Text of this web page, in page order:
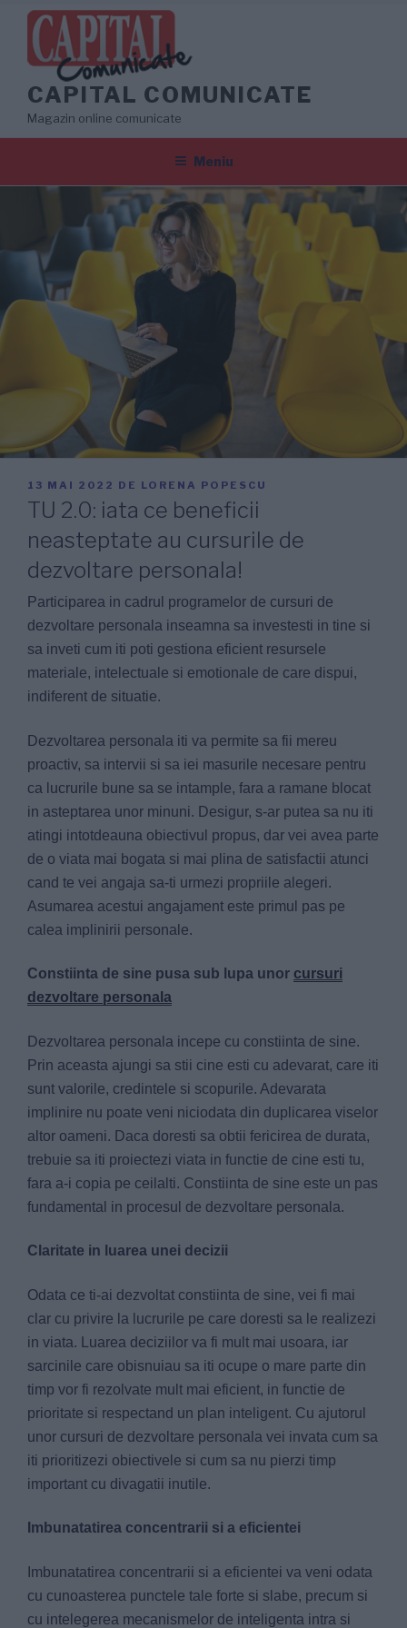
conținut
CAPITAL COMUNICATE
Magazin online comunicate
Meniu
PUBLICAT
PE
13 MAI 2022 DE LORENA POPESCU
TU 2.0: iata ce beneficii
neasteptate au cursurile de
dezvoltare personala!
Participarea in cadrul programelor de cursuri de
dezvoltare personala inseamna sa investesti in tine si
sa inveti cum iti poti gestiona eficient resursele
materiale, intelectuale si emotionale de care dispui,
indiferent de situatie.
Dezvoltarea personala iti va permite sa fii mereu
proactiv, sa intervii si sa iei masurile necesare pentru
ca lucrurile bune sa se intample, fara a ramane blocat
in asteptarea unor minuni. Desigur, s-ar putea sa nu iti
atingi intotdeauna obiectivul propus, dar vei avea parte
de o viata mai bogata si mai plina de satisfactii atunci
cand te vei angaja sa-ti urmezi propriile alegeri.
Asumarea acestui angajament este primul pas pe
calea implinirii personale.
Constiinta de sine pusa sub lupa unor cursuri
dezvoltare personala
Dezvoltarea personala incepe cu constiinta de sine.
Prin aceasta ajungi sa stii cine esti cu adevarat, care iti
sunt valorile, credintele si scopurile. Adevarata
implinire nu poate veni niciodata din duplicarea viselor
altor oameni. Daca doresti sa obtii fericirea de durata,
trebuie sa iti proiectezi viata in functie de cine esti tu,
fara a-i copia pe ceilalti. Constiinta de sine este un pas
fundamental in procesul de dezvoltare personala.
Claritate in luarea unei decizii
Odata ce ti-ai dezvoltat constiinta de sine, vei fi mai
clar cu privire la lucrurile pe care doresti sa le realizezi
in viata. Luarea deciziilor va fi mult mai usoara, iar
sarcinile care obisnuiau sa iti ocupe o mare parte din
timp vor fi rezolvate mult mai eficient, in functie de
prioritate si respectand un plan inteligent. Cu ajutorul
unor cursuri de dezvoltare personala vei invata cum sa
iti prioritizezi obiectivele si cum sa nu pierzi timp
important cu divagatii inutile.
Imbunatatirea concentrarii si a eficientei
Imbunatatirea concentrarii si a eficientei va veni odata
cu cunoasterea punctele tale forte si slabe, precum si
cu intelegerea mecanismelor de inteligenta intra si